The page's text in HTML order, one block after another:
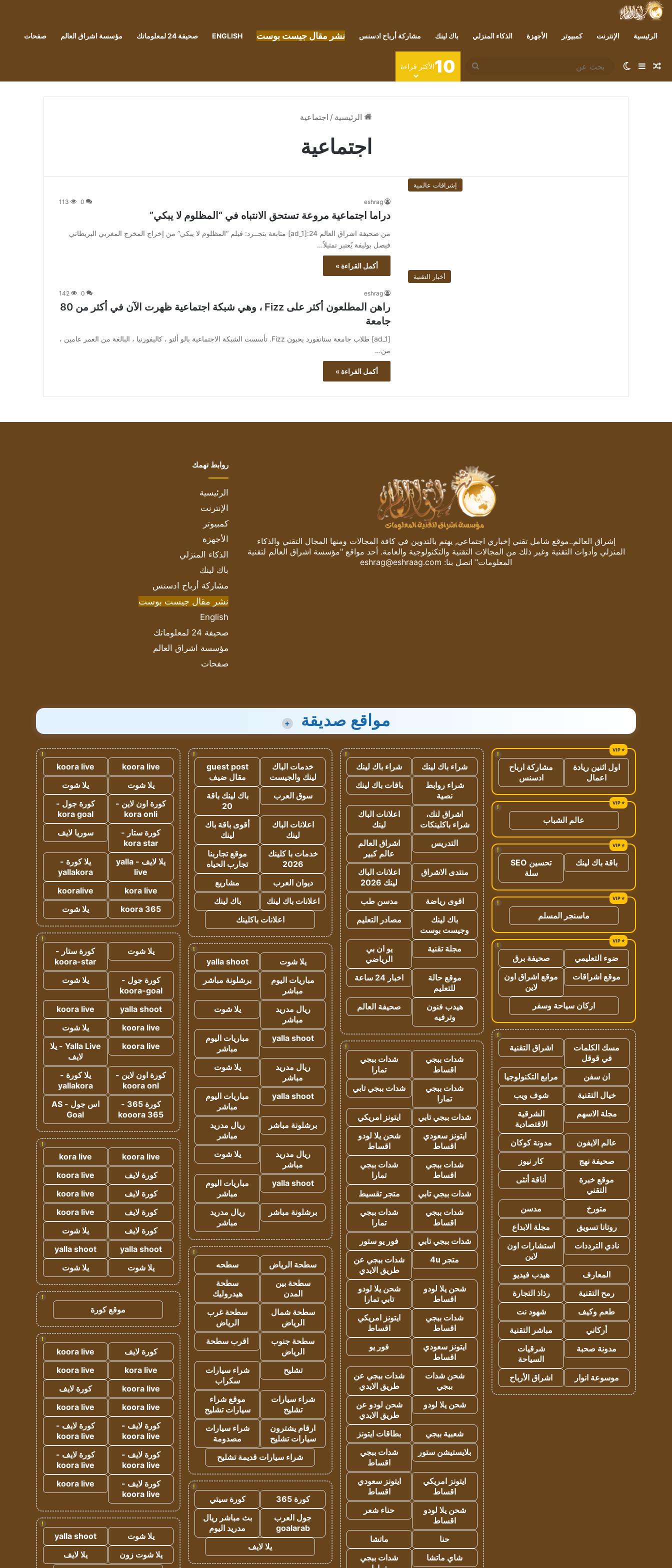
الرئيسية الإنترنت كمبيوتر الأجهزة الذكاء المنزلي باك لينك مشاركة أرباح ادسنس نشر مقال جيست بوست ENGLISH صحيفة 24 لمعلوماتك مؤسسة اشراق العالم صفحات
مقال عشوائي
إضافة عمود جانبي
الوضع المظلم
بحث
عن
10الأكثر قراءة
الرئيسية / اجتماعية
اجتماعية
إشراقات عالمية
eshrag
0
113
دراما اجتماعية مروعة تستحق الانتباه في “المظلوم لا يبكي”
من صحيفة اشراق العالم 24:[ad_1] متابعة بتجــرد: فيلم “المظلوم لا يبكي” من إخراج المخرج المغربي البريطاني
فيصل بوليفة يُعتبر تمثيلاً…
أكمل القراءة »
أخبار التقنية
eshrag
0
142
راهن المطلعون أكثر على Fizz ، وهي شبكة اجتماعية ظهرت الآن في أكثر من 80
جامعة
[ad_1] طلاب جامعة ستانفورد يحبون Fizz. تأسست الشبكة الاجتماعية بالو ألتو ، كاليفورنيا ، البالغة من العمر عامين ،
من…
أكمل القراءة »
إشراق العالم..موقع شامل تقني إخباري اجتماعي, يهتم بالتدوين في كافة المجالات ومنها المجال التقني والذكاء
المنزلي وأدوات التقنية وغير ذلك من المجالات التقنية والتكنولوجية والعامة. أحد مواقع "مؤسسة اشراق العالم لتقنية
المعلومات" اتصل بنا: eshrag@eshraag.com
روابط تهمك
الرئيسية
الإنترنت
كمبيوتر
الأجهزة
الذكاء المنزلي
باك لينك
مشاركة أرباح ادسنس
نشر مقال جيست بوست
English
صحيفة 24 لمعلوماتك
مؤسسة اشراق العالم
صفحات
مواقع صديقة +
!
اول اثنين ريادة
اعمال
مشاركة ارباح
ادسنس
!
عالم الشباب
!
باقة باك لينك
تحسين SEO
سلة
!
ماسنجر المسلم
!
ضوء التعليمي
صحيفة برق
موقع اشراقات
موقع اشراق اون
لاين
اركان سياحة وسفر
!
مسك الكلمات
في قوقل
اشراق التقنية
ان سفن
مرابع التكنولوجيا
خيال التقنية
شوف ويب
مجلة الاسهم
الشرقية
الاقتصادية
عالم الايفون
مدونة كوكان
صحيفة نهج
كار نيوز
موقع خبرة
التقني
أناقة أنثى
متورخ
مدسن
روتانا تسويق
مجلة الابداع
نادي الترددات
استشارات اون
لاين
المعارف
هيدب فيديو
رمح التقنية
رذاذ التجارة
طعم وكيف
شهود نت
أركاني
مباشر التقنية
مدونة صحبة
شرقيات
السياحة
موسوعة انوار
اشراق الأرباح
!
شراء باك لينك
شراء باك لينك
شراء روابط
نصية
باقات باك لينك
اشراق لنك،
شراء باكلينكات
اعلانات الباك
لينك
التدريس
اشراق العالم
عالم كبير
منتدى الاشراق
اعلانات الباك
لينك 2026
اقوى رياضة
مدسن طب
باك لينك
وجيست بوست
مصادر التعليم
مجلة تقنية
يو ان بي
الرياضي
موقع حالة
للتعليم
اخبار 24 ساعة
هيدب فنون
وترفيه
صحيفة العالم
!
شدات ببجي
اقساط
شدات ببجي
تمارا
شدات ببجي
تمارا
شدات ببجي تابي
شدات ببجي تابي
ايتونز امريكي
ايتونز سعودي
اقساط
شحن يلا لودو
اقساط
شدات ببجي
اقساط
شدات ببجي
تمارا
شدات ببجي تابي
متجر تقسيط
شدات ببجي
اقساط
شدات ببجي
تمارا
شدات ببجي تابي
فور يو ستور
متجر 4u
شدات ببجي عن
طريق الايدي
شحن يلا لودو
اقساط
شحن يلا لودو
تابي تمارا
شدات ببجي
اقساط
ايتونز امريكي
اقساط
ايتونز سعودي
اقساط
فور يو
شحن شدات
ببجي
شدات ببجي عن
طريق الايدي
شحن يلا لودو
شحن لودو عن
طريق الايدي
شعبية ببجي
بطاقات ايتونز
بلايستيشن ستور
شدات ببجي
اقساط
ايتونز امريكي
اقساط
ايتونز سعودي
اقساط
شحن يلا لودو
اقساط
حناء شعر
حنا
ماتشا
شاي ماتشا
شدات ببجي
!
خدمات الباك
لينك والجيست
guest post
مقال ضيف
سوق العرب
باك لينك باقة
20
اعلانات الباك
لينك
أقوى باقة باك
لينك
خدمات با كلينك
2026
موقع تجاربنا
تجارب الحياه
ديوان العرب
مشاريع
اعلانات باك لينك
باك لينك
اعلانات باكلينك
!
يلا شوت
yalla shoot
مباريات اليوم
مباشر
برشلونة مباشر
ريال مدريد
مباشر
يلا شوت
yalla shoot
مباريات اليوم
مباشر
ريال مدريد
مباشر
يلا شوت
yalla shoot
مباريات اليوم
مباشر
برشلونة مباشر
ريال مدريد
مباشر
ريال مدريد
مباشر
يلا شوت
yalla shoot
مباريات اليوم
مباشر
برشلونة مباشر
ريال مدريد
مباشر
!
سطحة الرياض
سطحه
سطحة بين
المدن
سطحة
هيدروليك
سطحة شمال
الرياض
سطحة غرب
الرياض
سطحة جنوب
الرياض
اقرب سطحة
تشليح
شراء سيارات
سكراب
شراء سيارات
تشليح
موقع شراء
سيارات تشليح
ارقام يشترون
سيارات تشليح
شراء سيارات
مصدومة
شراء سيارات قديمة تشليح
!
كورة 365
كورة سيتي
جول العرب
goalarab
بث مباشر ريال
مدريد اليوم
يلا لايف
!
koora live
koora live
يلا شوت
يلا شوت
كورة اون لاين -
kora onli
كورة جول -
kora goal
كورة ستار -
kora star
سوريا لايف
يلا لايف - yalla
live
يلا كورة -
yallakora
kora live
kooralive
koora 365
يلا شوت
!
يلا شوت
كورة ستار -
koora-star
كورة جول -
koora-goal
يلا شوت
yalla shoot
koora live
koora live
يلا شوت
koora live
Yalla Live - يلا
لايف
كورة اون لاين -
koora onl
يلا كورة -
yallakora
كورة 365 -
kooora 365
اس جول - AS
Goal
!
koora live
kora live
كورة لايف
koora live
كورة لايف
koora live
كورة لايف
koora live
كورة لايف
يلا شوت
yalla shoot
yalla shoot
يلا شوت
يلا شوت
!
موقع كورة
!
كورة لايف
koora live
kora live
koora live
koora live
كورة لايف
koora live
koora live
كورة لايف -
koora live
كورة لايف -
koora live
كورة لايف -
koora live
كورة لايف -
koora live
كورة لايف -
koora live
koora live
!
يلا شوت
yalla shoot
يلا شوت زون
يلا لايف